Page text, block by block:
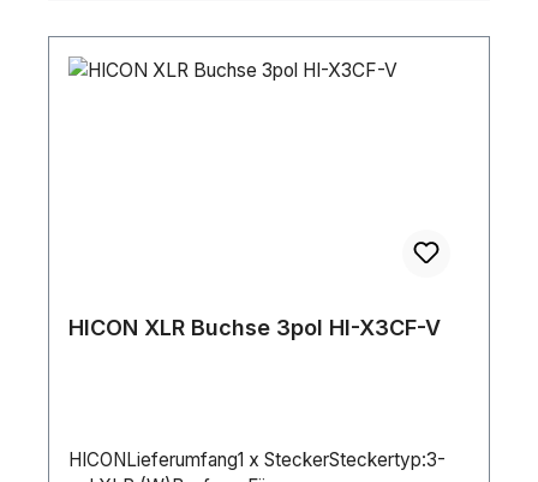
HICON XLR Buchse 3pol HI-X3CF-V
HICONLieferumfang1 x SteckerSteckertyp:3-